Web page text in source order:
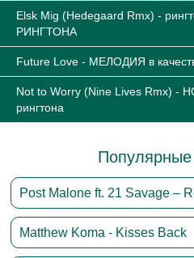
Elsk Mig (Hedegaard Rmx) -
РИНГТОНА
Future Love - МЕЛОДИЯ в
Not to Worry (Nine Lives Rmx) -
рингтона
Популярные
Post Malone ft. 21 Savage –
Matthew Koma - Kisses Back